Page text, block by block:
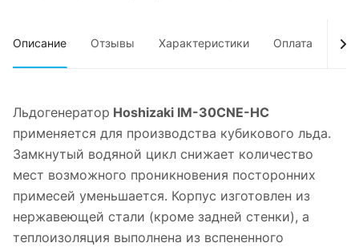
Описание Отзывы Характеристики Оплата
Льдогенератор Hoshizaki IM-30CNE-HC
применяется для производства кубикового льда.
Замкнутый водяной цикл снижает количество
мест возможного проникновения посторонних
примесей уменьшается. Корпус изготовлен из
нержавеющей стали (кроме задней стенки), а
теплоизоляция выполнена из вспененного